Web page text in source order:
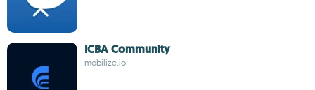
ICBA Community
mobilize.io